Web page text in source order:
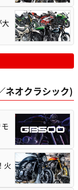
大
ネオクラシック)
火